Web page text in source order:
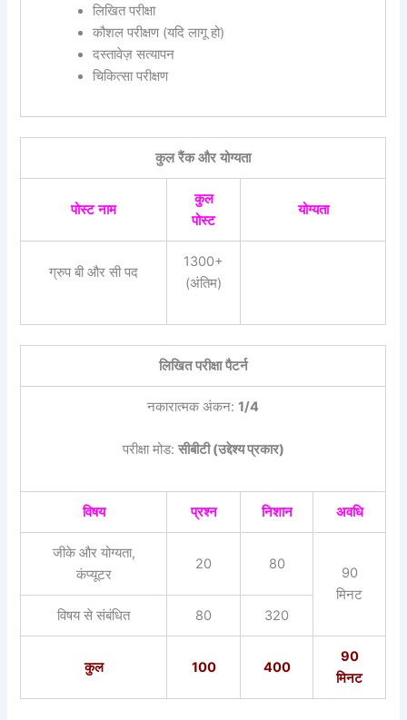
लिखित परीक्षा
कौशल परीक्षण (यदि लागू हो)
दस्तावेज़ सत्यापन
चिकित्सा परीक्षण
कुल रैंक और योग्यता
पोस्ट नाम
कुल
पोस्ट
योग्यता
ग्रुप बी और सी पद
1300+
(अंतिम)
लिखित परीक्षा पैटर्न
नकारात्मक अंकन:1/4
परीक्षा मोड: सीबीटी (उद्देश्य प्रकार)
विषय प्रश्न निशान अवधि
जीके और योग्यता,
कंप्यूटर
20 80
90
मिनट
विषय से संबंधित
80 320
कुल 100 400
90
मिनट